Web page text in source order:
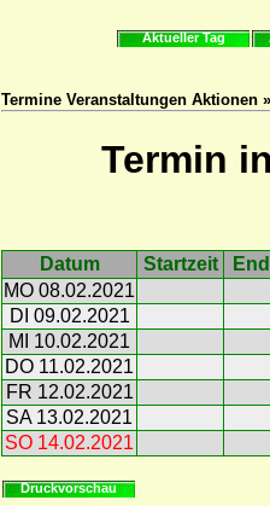
Aktueller Tag
Termine Veranstaltungen Aktionen
Termin
Datum Startzeit
MO 08.02.2021
DI 09.02.2021
MI 10.02.2021
DO 11.02.2021
FR 12.02.2021
SA 13.02.2021
SO 14.02.2021
Druckvorschau